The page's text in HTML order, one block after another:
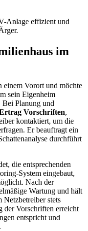
Anlage effizient und
im
Vorort und möchte
sein Eigenheim
Bei Planung und
Vorschriften,
kontaktiert, um die
Er beauftragt ein
durchführt
die entsprechenden
System eingebaut,
Nach der
Wartung und hält
Netzbetreiber stets
der Vorschriften erreicht
entspricht und